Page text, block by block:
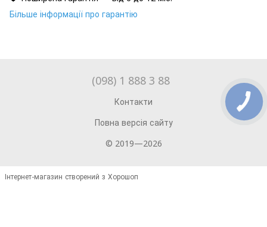
Більше інформації про гарантію
(098) 1 888 3 88
Контакти
Повна версія сайту
© 2019—2026
Інтернет-магазин створений з Хорошоп